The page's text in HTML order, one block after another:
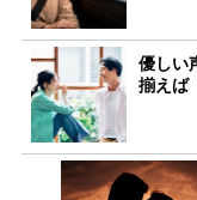
優しい
揃えば